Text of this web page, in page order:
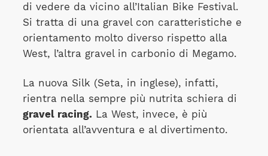
di vedere da vicino all’Italian Bike Festival.
Si tratta di una gravel con caratteristiche e
orientamento molto diverso rispetto alla
West, l’altra gravel in carbonio di Megamo.
La nuova Silk (Seta, in inglese), infatti,
rientra nella sempre più nutrita schiera di
gravel racing.La West, invece, è più
orientata all’avventura e al divertimento.